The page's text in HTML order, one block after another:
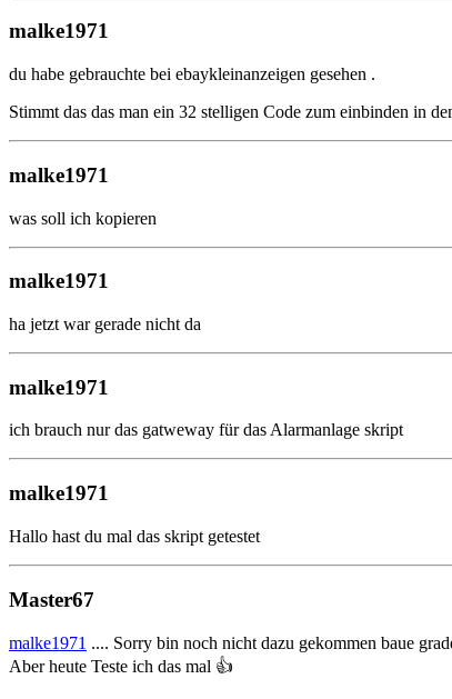
malke1971
du habe gebrauchte bei ebaykleinanzeigen gesehen .
Stimmt das das man ein 32 stelligen Code zum einbinden in
malke1971
was soll ich kopieren
malke1971
ha jetzt war gerade nicht da
malke1971
ich brauch nur das gatweway für das Alarmanlage skript
malke1971
Hallo hast du mal das skript getestet
Master67
malke1971 .... Sorry bin noch nicht dazu gekommen baue
Aber heute Teste ich das mal 👍️